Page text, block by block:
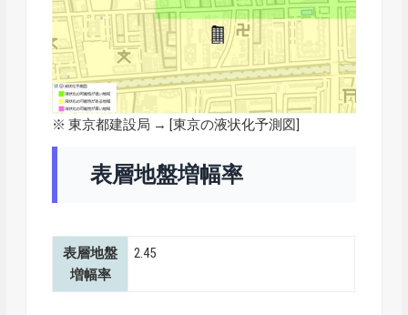
※ 東京都建設局 → [東京の液状化予測図]
表層地盤増幅率
表層地盤
増幅率
2.45